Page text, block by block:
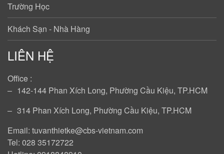
Trường Học
Khách Sạn - Nhà Hàng
LIÊN HỆ
Office :
‒ 142-144 Phan Xích Long, Phường Cầu Kiệu, TP.HCM
‒ 314 Phan Xích Long, Phường Cầu Kiệu, TP.HCM
Email: tuvanthietke@cbs-vietnam.com
Tel: 028 35172722